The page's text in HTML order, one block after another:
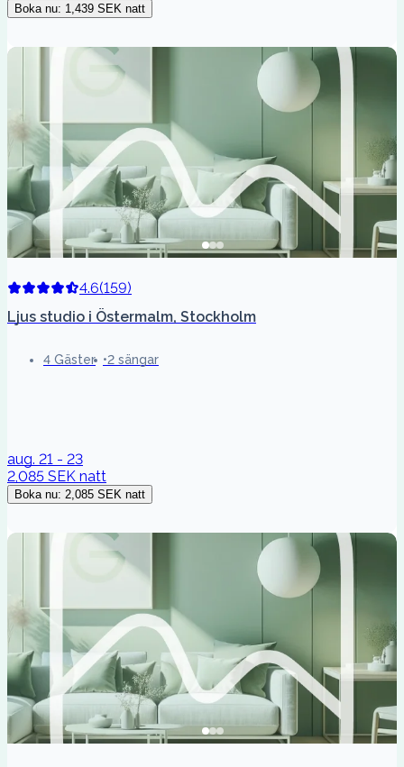
Boka nu: 1,439 SEK natt
4.6(159)
Ljus studio i Östermalm, Stockholm
4 Gäster 2 sängar
aug. 21 - 23
2,085 SEK natt
Boka nu: 2,085 SEK natt